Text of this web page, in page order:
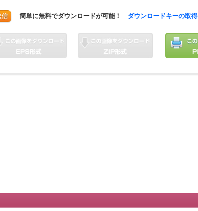
信 簡単に無料でダウンロードが可能！ ダウンロードキーの取得